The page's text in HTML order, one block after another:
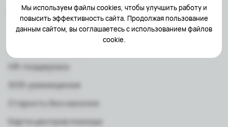
Мы используем файлы cookies, чтобы улучшить работу и
повысить эффективность сайта. Продолжая пользование
данным сайтом, вы соглашаетесь с использованием файлов
cookie.
Юридическая помощь
Текстовая помощь
HR-поддержка
SOS-размещение
Старость без насилия
Карта центров помощи